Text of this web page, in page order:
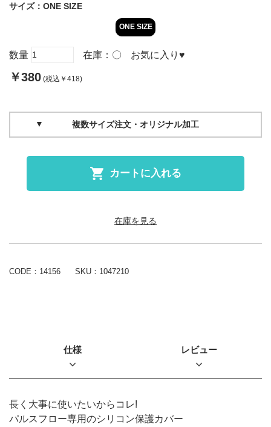
サイズ： ONE SIZE
ONE SIZE
数量 在庫： 〇 お気に入り ♥
￥380 (税込￥418)
複数サイズ注文・オリジナル加工
カートに入れる
在庫を見る
CODE：14156 SKU： 1047210
仕様 レビュー
長く大事に使いたいからコレ!
パルスフロー専用のシリコン保護カバー